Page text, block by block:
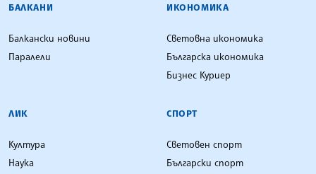
БАЛКАНИ
Балкански новини
Паралели
ИКОНОМИКА
Световна икономика
Българска икономика
Бизнес Куриер
ЛИК
Култура
Наука
СПОРТ
Световен спорт
Български спорт